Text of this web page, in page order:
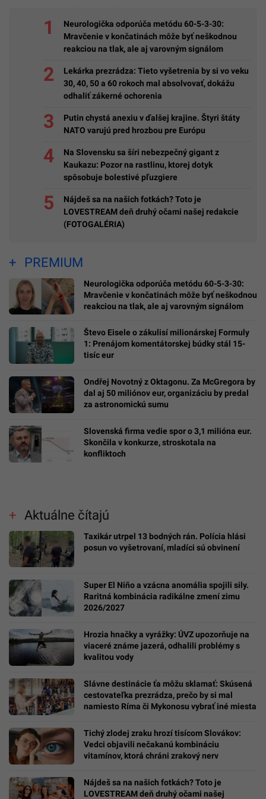
Neurologička odporúča metódu 60-5-3-30:
Mravčenie v končatinách môže byť neškodnou
reakciou na tlak, ale aj varovným signálom
Lekárka prezrádza: Tieto vyšetrenia by si vo veku
30, 40, 50 a 60 rokoch mal absolvovať, dokážu
odhaliť zákerné ochorenia
Putin chystá anexiu v ďalšej krajine. Štyri štáty
NATO varujú pred hrozbou pre Európu
Na Slovensku sa šíri nebezpečný gigant z
Kaukazu: Pozor na rastlinu, ktorej dotyk
spôsobuje bolestivé pľuzgiere
Nájdeš sa na našich fotkách? Toto je
LOVESTREAM deň druhý očami našej redakcie
(FOTOGALÉRIA)
PREMIUM
Neurologička odporúča metódu 60-5-3-30:
Mravčenie v končatinách môže byť neškodnou
reakciou na tlak, ale aj varovným signálom
Števo Eisele o zákulisí milionárskej Formuly
1: Prenájom komentátorskej búdky stál 15-
tisíc eur
Ondřej Novotný z Oktagonu. Za McGregora by
dal aj 50 miliónov eur, organizáciu by predal
za astronomickú sumu
Slovenská firma vedie spor o 3,1 milióna eur.
Skončila v konkurze, stroskotala na
konfliktoch
Aktuálne čítajú
Taxikár utrpel 13 bodných rán. Polícia hlási
posun vo vyšetrovaní, mladíci sú obvinení
Super El Niño a vzácna anomália spojili sily.
Raritná kombinácia radikálne zmení zimu
2026/2027
Hrozia hnačky a vyrážky: ÚVZ upozorňuje na
viaceré známe jazerá, odhalili problémy s
kvalitou vody
Slávne destinácie ťa môžu sklamať: Skúsená
cestovateľka prezrádza, prečo by si mal
namiesto Ríma či Mykonosu vybrať iné miesta
Tichý zlodej zraku hrozí tisícom Slovákov:
Vedci objavili nečakanú kombináciu
vitamínov, ktorá chráni zrakový nerv
Nájdeš sa na našich fotkách? Toto je
LOVESTREAM deň druhý očami našej